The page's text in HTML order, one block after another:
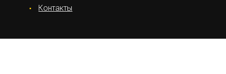
Контакты